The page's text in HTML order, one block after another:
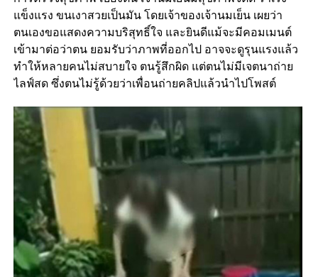
แข็งแรง ขนเงาสวยเป็นมัน โดยเจ้าของเจ้านมเย็น เผยว่า
ตนเองขอแสดงความบริสุทธิ์ใจ และยินดีแม้จะมีคอมเมนต์
เข้ามาต่อว่าตน ยอมรับว่าภาพที่ออกไป อาจจะดูรุนแรงแล้ว
ทำให้หลายคนไม่สบายใจ ตนรู้สึกผิด แต่ตนไม่มีเจตนาถ่าย
ไลฟ์สด ซึ่งตนไม่รู้ด้วยว่าเพื่อนถ่ายคลิปแล้วนำไปโพสต์